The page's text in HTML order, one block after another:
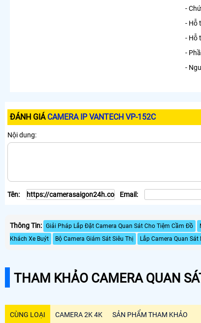
-
- Hỗ
- Hỗ
-
-
ĐÁNH GIÁ CAMERA IP VANTECH VP-152C
Nội dung:
Tên: Email:
Thông Tin: Giải Pháp Lắp Đặt Camera Quan Sát Cho Tiệm Cầm Đồ
Khách Xe Buýt
Bộ Camera Giám Sát Siêu Thị Lắp Camera Quan
THAM KHẢO CAMERA QUAN
CÙNG LOẠI CAMERA 2K 4K SẢN PHẨM THAM KHẢO